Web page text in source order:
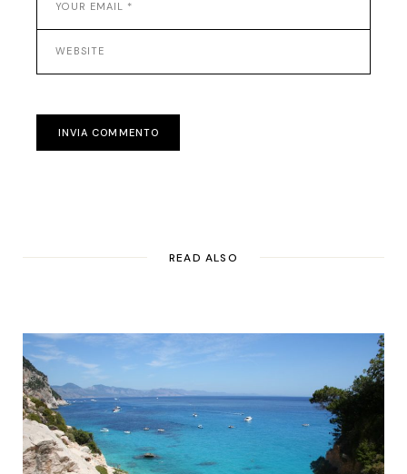
INVIA COMMENTO
READ ALSO